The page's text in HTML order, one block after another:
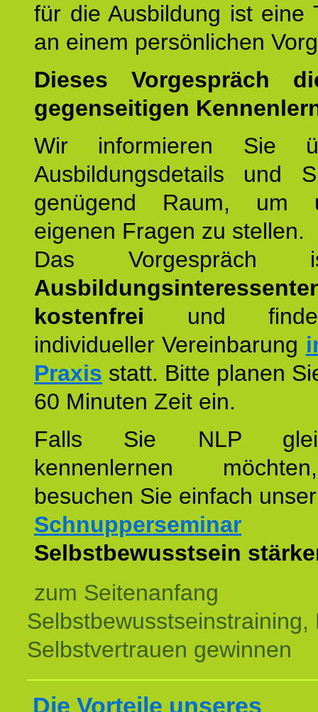
für die Ausbildung ist eine
an einem persönlichen
Dieses Vorgespräch
gegenseitigen
Wir informieren Sie
Ausbildungsdetails und
genügend Raum, um
eigenen Fragen zu stellen.
Das
kostenfrei und
individueller Vereinbarung
Praxis statt. Bitte planen
60 Minuten Zeit ein.
Falls Sie NLP
kennenlernen
besuchen Sie einfach unser
Schnupperseminar
Selbstbewusstsein
zum Seitenanfang
Selbstbewusstseinstraining,
Selbstvertrauen gewinnen
Die Vorteile unseres